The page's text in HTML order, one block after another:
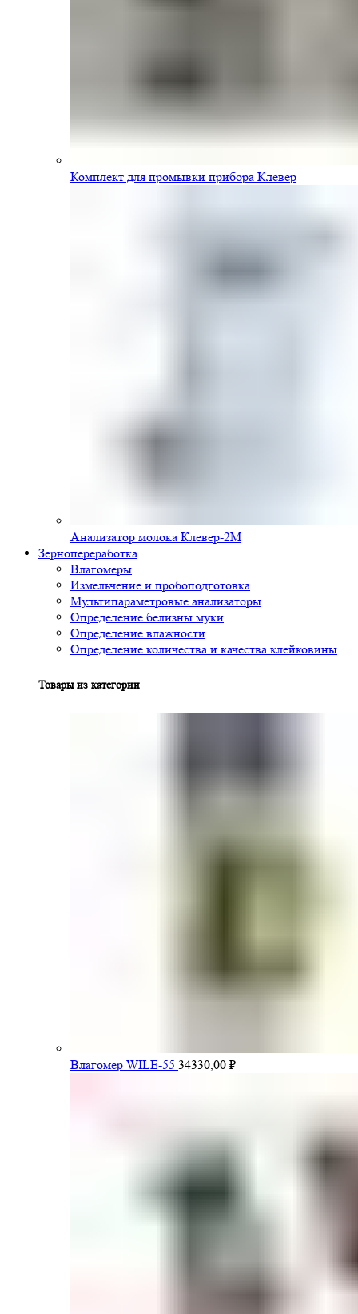
Комплект для промывки прибора Клевер
Анализатор молока Клевер-2М
Зернопереработка
Влагомеры
Измельчение и пробоподготовка
Мультипараметровые анализаторы
Определение белизны муки
Определение влажности
Определение количества и качества клейковины
Товары из категории
Влагомер WILE-55 34330,00 ₽